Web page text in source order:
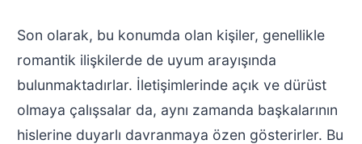
Son olarak, bu konumda olan kişiler, genellikle
romantik ilişkilerde de uyum arayışında
bulunmaktadırlar. İletişimlerinde açık ve dürüst
olmaya çalışsalar da, aynı zamanda başkalarının
hislerine duyarlı davranmaya özen gösterirler. Bu